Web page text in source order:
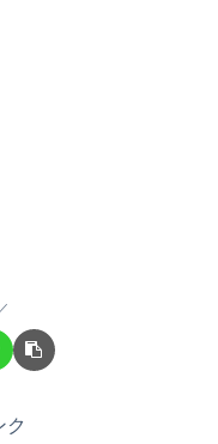
ク